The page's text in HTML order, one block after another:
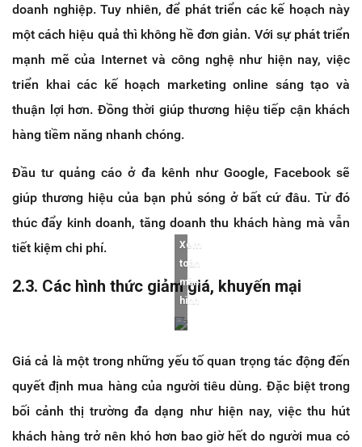
doanh nghiệp. Tuy nhiên, để phát triển các kế hoạch này
một cách hiệu quả thì không hề đơn giản. Với sự phát triển
mạnh mẽ của Internet và công nghệ như hiện nay, việc
triển khai các kế hoạch marketing online sáng tạo và
thuận lợi hơn. Đồng thời giúp thương hiệu tiếp cận khách
hàng tiềm năng nhanh chóng.
Đầu tư quảng cáo ở đa kênh như Google, Facebook sẽ
giúp thương hiệu của bạn phủ sóng ở bất cứ đâu. Từ đó
thúc đẩy kinh doanh, tăng doanh thu khách hàng mà vẫn
tiết kiệm chi phí.
2.3. Các hình thức giảm giá, khuyến mại
Xem
toàn
màn
hình
Giá cả là một trong những yếu tố quan trọng tác động đến
quyết định mua hàng của người tiêu dùng. Đặc biệt trong
bối cảnh thị trường đa dạng như hiện nay, việc thu hút
khách hàng trở nên khó hơn bao giờ hết do người mua có